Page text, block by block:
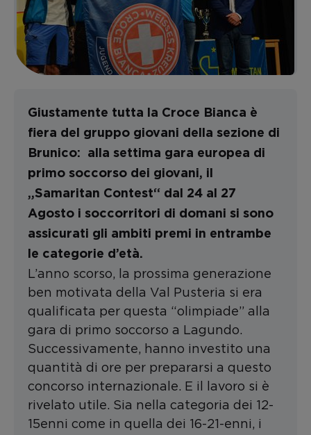
Giustamente tutta la Croce Bianca è
fiera del gruppo giovani della sezione di
Brunico: alla settima gara europea di
primo soccorso dei giovani, il
„Samaritan Contest“ dal 24 al 27
Agosto i soccorritori di domani si sono
assicurati gli ambiti premi in entrambe
le categorie d’età.
L’anno scorso, la prossima generazione
ben motivata della Val Pusteria si era
qualificata per questa “olimpiade” alla
gara di primo soccorso a Lagundo.
Successivamente, hanno investito una
quantità di ore per prepararsi a questo
concorso internazionale. E il lavoro si è
rivelato utile. Sia nella categoria dei 12-
15enni come in quella dei 16-21-enni, i